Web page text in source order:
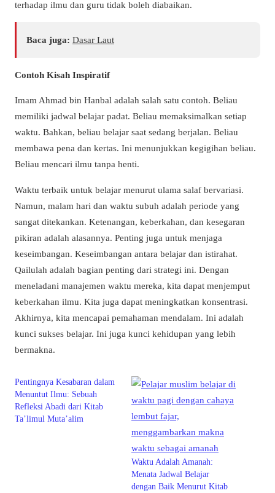
terhadap ilmu dan guru tidak boleh diabaikan.
Baca juga: Dasar Laut
Contoh Kisah Inspiratif
Imam Ahmad bin Hanbal adalah salah satu contoh. Beliau
memiliki jadwal belajar padat. Beliau memaksimalkan setiap
waktu. Bahkan, beliau belajar saat sedang berjalan. Beliau
membawa pena dan kertas. Ini menunjukkan kegigihan beliau.
Beliau mencari ilmu tanpa henti.
Waktu terbaik untuk belajar menurut ulama salaf bervariasi.
Namun, malam hari dan waktu subuh adalah periode yang
sangat ditekankan. Ketenangan, keberkahan, dan kesegaran
pikiran adalah alasannya. Penting juga untuk menjaga
keseimbangan. Keseimbangan antara belajar dan istirahat.
Qailulah adalah bagian penting dari strategi ini. Dengan
meneladani manajemen waktu mereka, kita dapat menjemput
keberkahan ilmu. Kita juga dapat meningkatkan konsentrasi.
Akhirnya, kita mencapai pemahaman mendalam. Ini adalah
kunci sukses belajar. Ini juga kunci kehidupan yang lebih
bermakna.
Pentingnya Kesabaran dalam
Menuntut Ilmu: Sebuah
Refleksi Abadi dari Kitab
Ta’limul Muta’alim
Waktu Adalah Amanah:
Menata Jadwal Belajar
dengan Baik Menurut Kitab